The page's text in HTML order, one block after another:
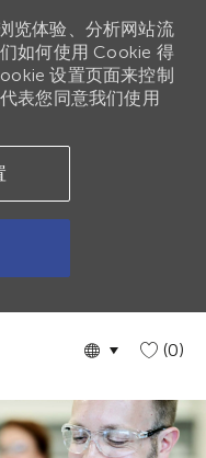
Language
Chinese(0)
览体验、分析网站流
如何使用 Cookie 得
设置页面来控制
表您同意我们使用